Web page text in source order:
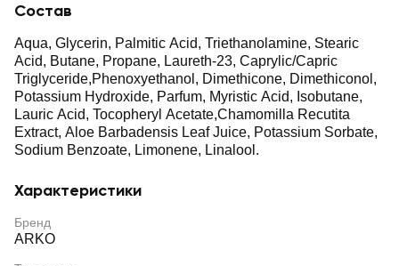
Состав
Aqua, Glycerin, Palmitic Acid, Triethanolamine, Stearic
Acid, Butane, Propane, Laureth-23, Caprylic/Capric
Triglyceride,Phenoxyethanol, Dimethicone, Dimethiconol,
Potassium Hydroxide, Parfum, Myristic Acid, Isobutane,
Lauric Acid, Tocopheryl Acetate,Chamomilla Recutita
Extract, Aloe Barbadensis Leaf Juice, Potassium Sorbate,
Sodium Benzoate, Limonene, Linalool.
Характеристики
Бренд
ARKO